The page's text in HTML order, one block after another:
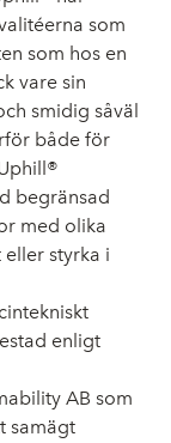
som
som hos en
vare sin
smidig såväl
både för
begränsad
med olika
styrka i
enligt
AB som
samägt